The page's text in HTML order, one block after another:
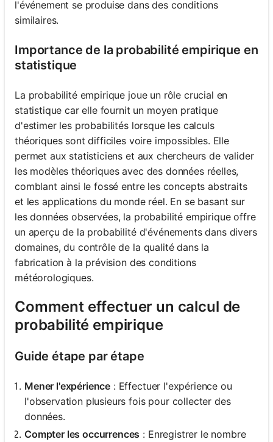
l'événement se produise dans des conditions
similaires.
Importance de la probabilité empirique en
statistique
La probabilité empirique joue un rôle crucial en
statistique car elle fournit un moyen pratique
d'estimer les probabilités lorsque les calculs
théoriques sont difficiles voire impossibles. Elle
permet aux statisticiens et aux chercheurs de valider
les modèles théoriques avec des données réelles,
comblant ainsi le fossé entre les concepts abstraits
et les applications du monde réel. En se basant sur
les données observées, la probabilité empirique offre
un aperçu de la probabilité d'événements dans divers
domaines, du contrôle de la qualité dans la
fabrication à la prévision des conditions
météorologiques.
Comment effectuer un calcul de
probabilité empirique
Guide étape par étape
Mener l'expérience : Effectuer l'expérience ou
l'observation plusieurs fois pour collecter des
données.
Compter les occurrences : Enregistrer le nombre